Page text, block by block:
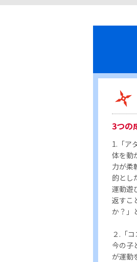
3つの
1.「ア
体を動
力が柔
的とし
運動遊
返すこ
か？」
２.「
今の子
が運動